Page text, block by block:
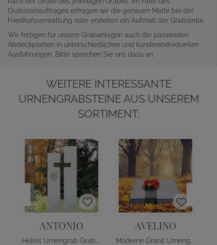
Grabsteinauftrages erfragen wir die genauen Maße bei der
Friedhofsverwaltung oder erstellen ein Aufmaß der Grabstelle.
Wir fertigen für unsere Grabanlagen auch die passenden
Abdeckplatten in unterschiedlichen und kundenindividuellen
Ausführungen. Bitte sprechen Sie uns dazu an.
WEITERE INTERESSANTE
URNENGRABSTEINE AUS UNSEREM
SORTIMENT:
ANTONIO
Helles Urnengrab Grabmal mit Kreuz
AVELINO
Moderne Granit Urnengrab Liegeplatte